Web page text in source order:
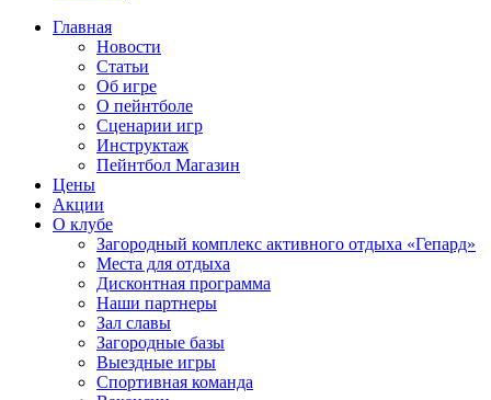
Главная
Новости
Статьи
Об игре
О пейнтболе
Сценарии игр
Инструктаж
Пейнтбол Магазин
Цены
Акции
О клубе
Загородный комплекс активного отдыха «Гепард»
Места для отдыха
Дисконтная программа
Наши партнеры
Зал славы
Загородные базы
Выездные игры
Спортивная команда